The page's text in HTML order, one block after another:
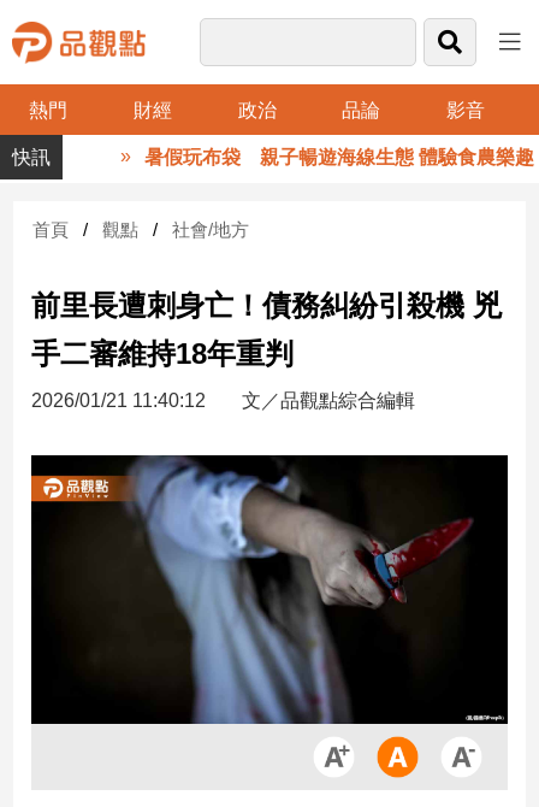
熱門 財經 政治 品論 影音
品
觀
財
台
財
新
產
經/
品
暑假玩布袋 親子暢遊海線生態 體驗食農樂趣
首頁 觀點 社會/地方
前里長遭刺身亡！債務糾紛引殺機 兇
手二審維持18年重判
2026/01/21 11:40:12 文／品觀點綜合編輯